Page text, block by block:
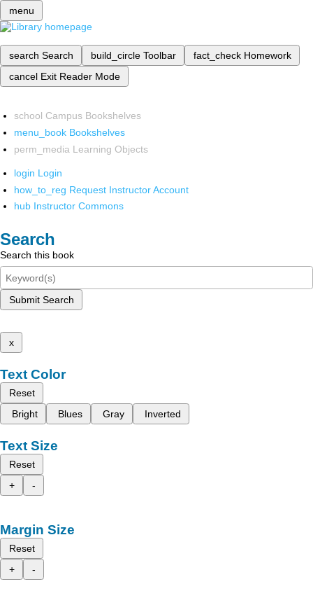
menu
search Search build_circle Toolbar fact_check Homework
cancel Exit Reader Mode
school Campus Bookshelves
menu_book Bookshelves
perm_media Learning Objects
login Login
how_to_reg Request Instructor Account
hub Instructor Commons
Search
Search this book
Submit Search
x
Text Color
Reset
Bright
Blues Gray Inverted
Text Size
Reset
+
-
Margin Size
Reset
+
-